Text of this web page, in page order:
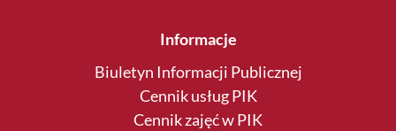
Informacje
Biuletyn Informacji Publicznej
Cennik usług PIK
Cennik zajęć w PIK